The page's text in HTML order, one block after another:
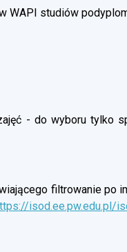
WAPI studiów
- do wyboru tylko
filtrowanie po
isod.ee.pw.edu.pl/